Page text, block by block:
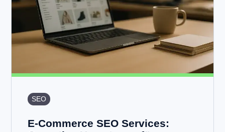
SEO
E-Commerce SEO Services: